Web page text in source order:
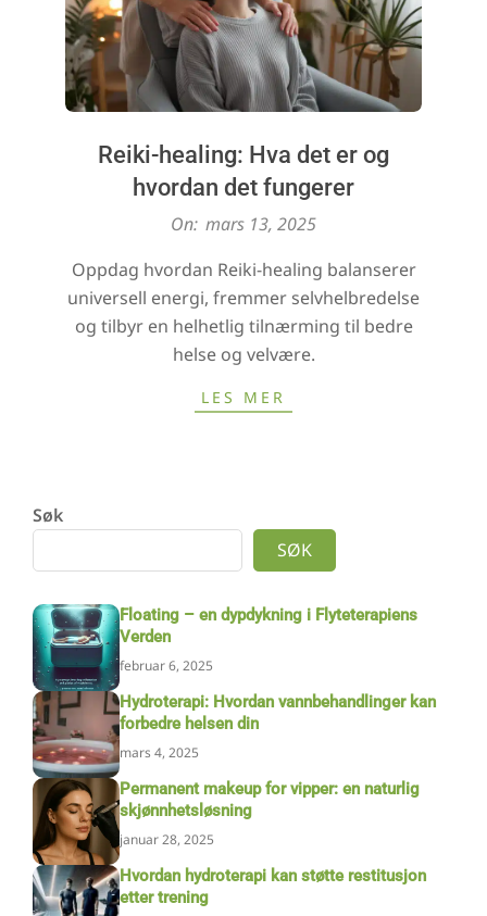
Reiki-healing: Hva det er og
hvordan det fungerer
13
On: mars 13, 2025
Oppdag hvordan Reiki-healing balanserer
universell energi, fremmer selvhelbredelse
og tilbyr en helhetlig tilnærming til bedre
helse og velvære.
LES MER
Søk
SØK
Floating – en dypdykning i Flyteterapiens
Verden
februar 6, 2025
Hydroterapi: Hvordan vannbehandlinger kan
forbedre helsen din
mars 4, 2025
Permanent makeup for vipper: en naturlig
skjønnhetsløsning
januar 28, 2025
Hvordan hydroterapi kan støtte restitusjon
etter trening